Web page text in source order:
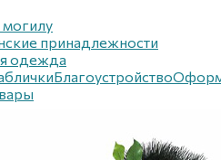
могилу
принадлежности
одежда
Благоустройствo